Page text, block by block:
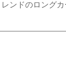
レンドのロング